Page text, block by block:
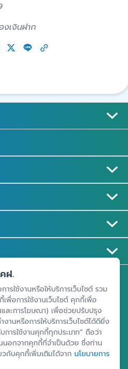
เงินฝาก
นสคอมเพล็กซ์ ชั้น 25 - 27 เลขที่ 349
เขตจตุจักร กรุงเทพฯ 10900
ฝ.
รใช้งานหรือให้บริการเว็บไซต์ รวม
พื่อการใช้งานเว็บไซต์ คุกกี้เพื่อ
และการโฆษณา) เพื่อช่วยปรับปรุง
านหรือการให้บริการเว็บไซต์ได้ดียิ่ง
ารใช้งานคุกกี้ทุกประเภท” ถือว่า
นอกจากคุกกี้ที่จำเป็นด้วย ซึ่งท่าน
วกับคุกกี้เพิ่มเติมได้จาก นโยบายการ